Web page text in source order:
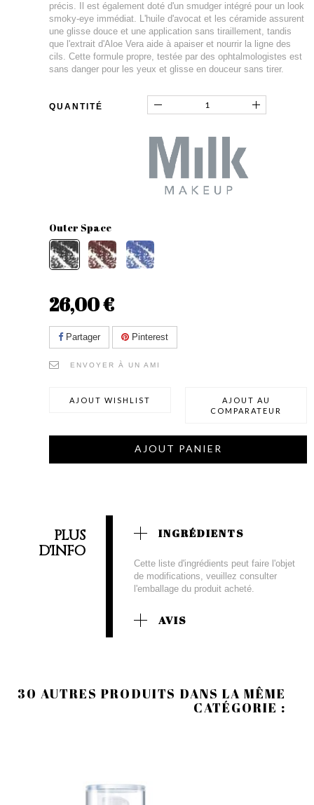
précis. Il est également doté d'un smudger intégré pour un look
smoky-eye immédiat. L'huile d'avocat et les céramide assurent
une glisse douce et une application sans tiraillement, tandis
que l'extrait d'Aloe Vera aide à apaiser et nourrir la ligne des
cils. Cette formule propre, testée par des ophtalmologistes est
sans danger pour les yeux et glisse en douceur sans tirer.
QUANTITÉ
Outer Space
26,00 €
Partager Pinterest
ENVOYER À UN AMI
AJOUT WISHLIST
AJOUT AU
COMPARATEUR
AJOUT PANIER
PLUS
D'INFO
INGRÉDIENTS
Cette liste d'ingrédients peut faire l'objet
de modifications, veuillez consulter
l'emballage du produit acheté.
AVIS
30 AUTRES PRODUITS DANS LA MÊME
CATÉGORIE :